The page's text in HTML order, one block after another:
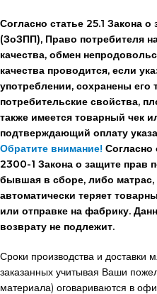
Согласно статье 25.1 Закона
(ЗоЗПП), Право потребителя
качества, обмен
качества проводится, если
употреблении, сохранены его
потребительские свойства,
также имеется товарный чек
подтверждающий оплату
Обратите внимание! Согласно
2300-1 Закона о защите прав
бывшая в сборе, либо матрас,
автоматически теряет
или отправке на фабрику.
возврату не подлежит.
Сроки производства и доставки
заказанных учитывая Ваши
материала) оговариваются в